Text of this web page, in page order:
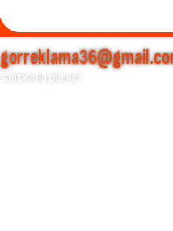
заявка на расчет